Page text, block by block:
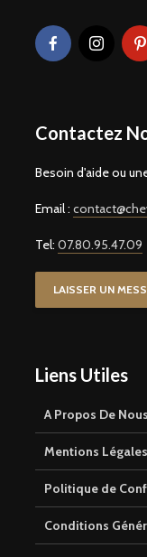
Contactez
Besoin d'aide ou
Email :
Tel: 07.80.95.47.09
LAISSER UN
Liens Utiles
A Propos De Nous
Mentions Légales
Politique de
Conditions